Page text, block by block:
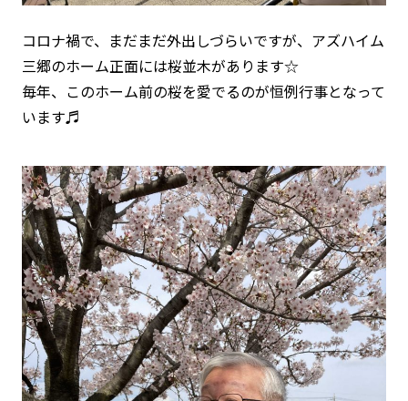
コロナ禍で、まだまだ外出しづらいですが、アズハイム
三郷のホーム正面には桜並木があります☆
毎年、このホーム前の桜を愛でるのが恒例行事となって
います♬